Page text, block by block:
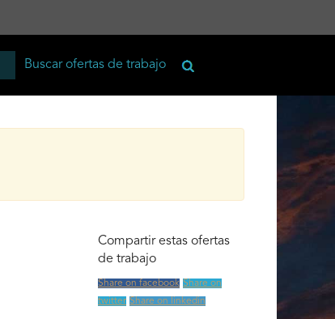
Compartir estas ofertas
de trabajo
Share on facebook Share on
twitter Share on linkedin